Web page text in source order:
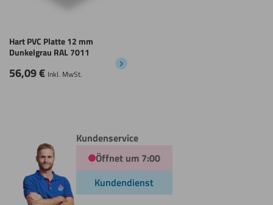
Hart PVC Platte 12 mm
Dunkelgrau RAL 7011
56,09€ Inkl. MwSt.
Kundenservice
Öffnet um 7:00
Kundendienst